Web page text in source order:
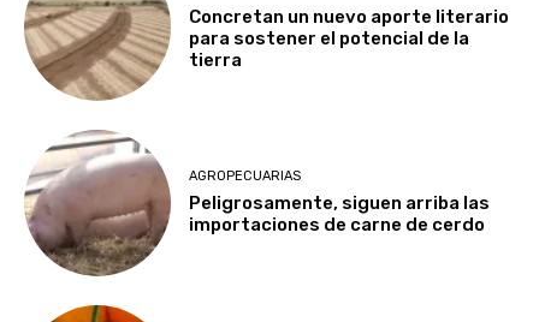
Concretan un nuevo aporte literario
para sostener el potencial de la
tierra
AGROPECUARIAS
Peligrosamente, siguen arriba las
importaciones de carne de cerdo